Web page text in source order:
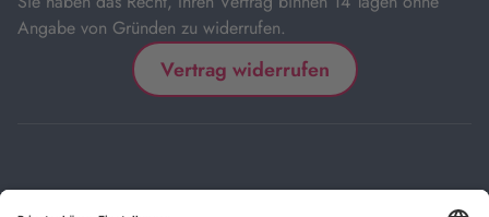
Angabe von Gründen zu widerrufen.
Vertrag widerrufen